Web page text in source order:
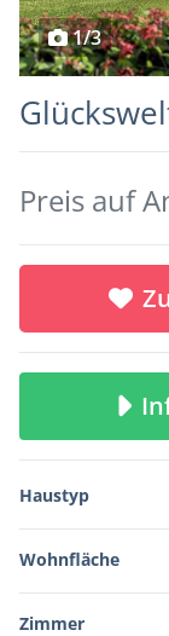
1/3
Preis auf
Haustyp
Wohnfläche
Zimmer